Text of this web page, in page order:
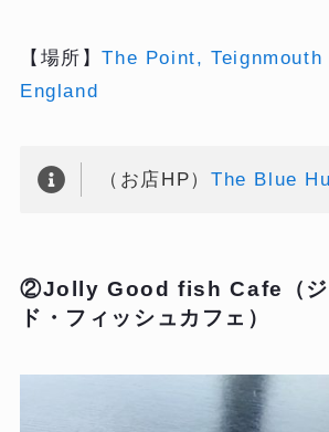
【場所】The Point, Teignmouth
England
（お店HP） The Blue
②Jolly Good fish Cafe（ジ
ド・フィッシュカフェ）